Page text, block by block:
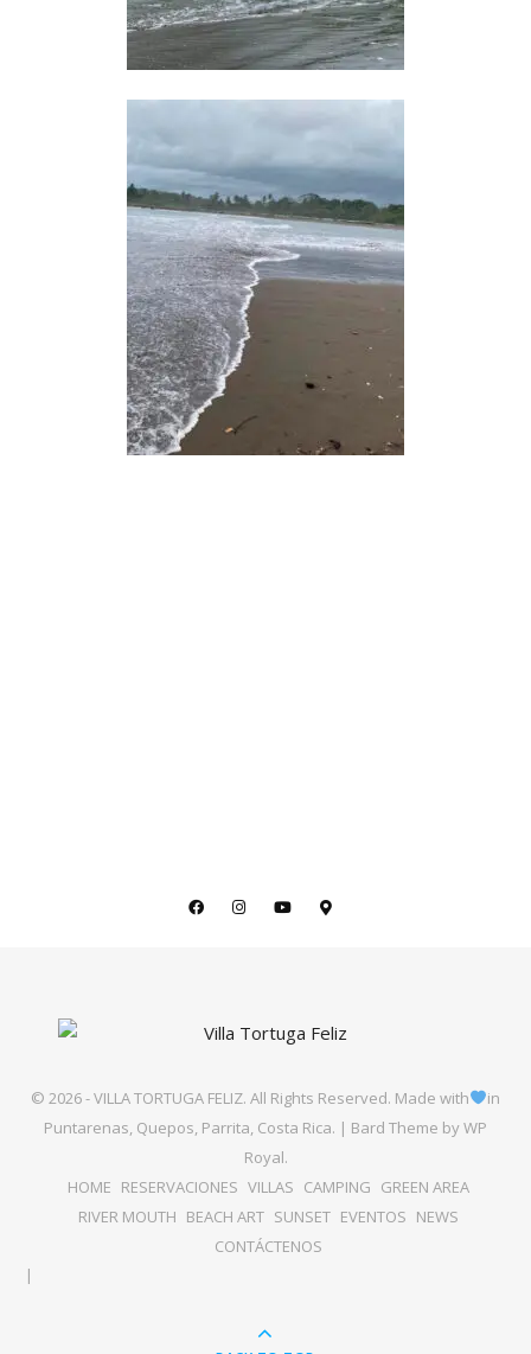
© 2026 - VILLA TORTUGA FELIZ. All Rights Reserved. Made with
in
Puntarenas, Quepos, Parrita, Costa Rica. | Bard Theme byWP
Royal.
HOME RESERVACIONES VILLAS CAMPING GREEN AREA
RIVER MOUTH BEACH ART SUNSET EVENTOS NEWS
CONTÁCTENOS